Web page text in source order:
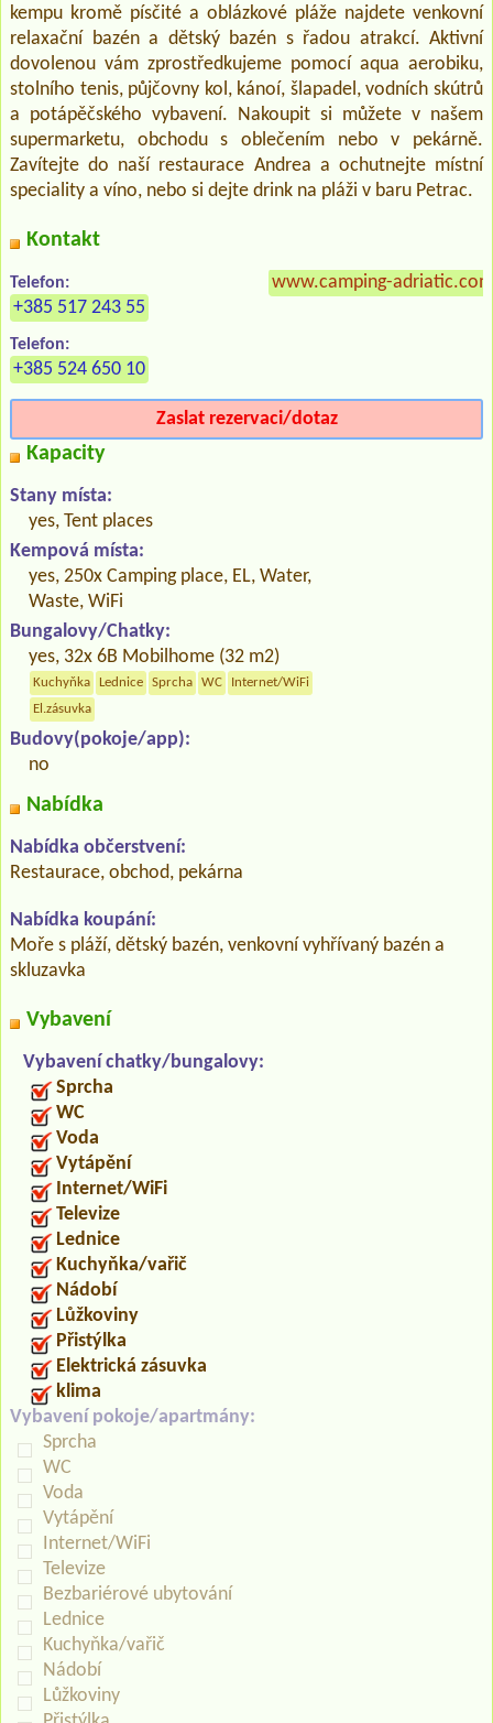
kempu kromě písčité a oblázkové pláže najdete venkovní
relaxační bazén a dětský bazén s řadou atrakcí. Aktivní
dovolenou vám zprostředkujeme pomocí aqua aerobiku,
stolního tenis, půjčovny kol, kánoí, šlapadel, vodních skútrů
a potápěčského vybavení. Nakoupit si můžete v našem
supermarketu, obchodu s oblečením nebo v pekárně.
Zavítejte do naší restaurace Andrea a ochutnejte místní
speciality a víno, nebo si dejte drink na pláži v baru Petrac.
Kontakt
Telefon:
+385 517 243 55
Telefon:
+385 524 650 10
www.camping-
Zaslat rezervaci/dotaz
Kapacity
Stany místa:
yes, Tent places
Kempová místa:
yes, 250x Camping place, EL, Water,
Waste, WiFi
Bungalovy/Chatky:
yes, 32x 6B Mobilhome (32 m2)
Kuchyňka Lednice Sprcha WC
Internet/WiFi
El.zásuvka
Budovy(pokoje/app):
no
Nabídka
Nabídka občerstvení:
Restaurace, obchod, pekárna
Nabídka koupání:
Moře s pláží, dětský bazén, venkovní vyhřívaný bazén a
skluzavka
Vybavení
Vybavení chatky/bungalovy:
Sprcha
WC
Voda
Vytápění
Internet/WiFi
Televize
Lednice
Kuchyňka/vařič
Nádobí
Lůžkoviny
Přistýlka
Elektrická zásuvka
klima
Vybavení pokoje/apartmány:
Sprcha
WC
Voda
Vytápění
Internet/WiFi
Televize
Bezbariérové ubytování
Lednice
Kuchyňka/vařič
Nádobí
Lůžkoviny